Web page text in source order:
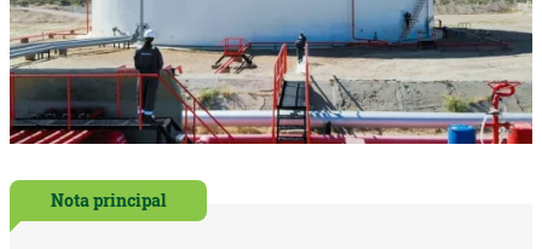
Nota principal